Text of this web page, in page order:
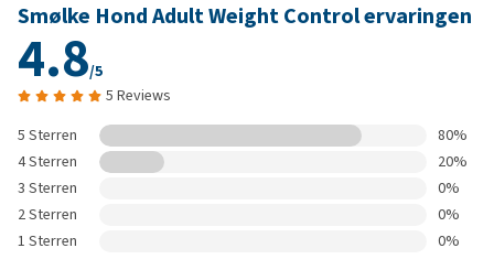
Smølke Hond Adult Weight Control ervaringen
4.8/5
5 Reviews
5 Sterren
80%
4 Sterren
20%
3 Sterren
0%
2 Sterren
0%
1 Sterren
0%